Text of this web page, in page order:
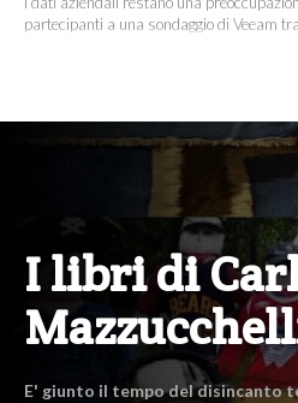
partecipanti a una sondaggio di Veeam
I libri di
E' giunto il tempo del disincanto